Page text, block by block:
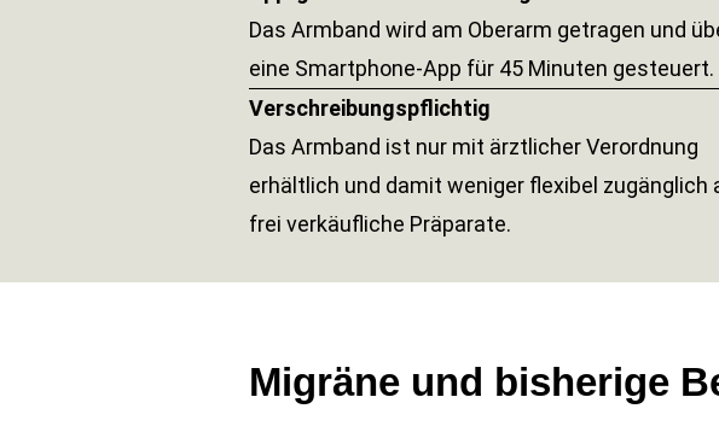
Das Armband wird am Oberarm getragen und
eine Smartphone-App für 45 Minuten gesteuert.
Verschreibungspflichtig
Das Armband ist nur mit ärztlicher Verordnung
erhältlich und damit weniger flexibel zugänglich
frei verkäufliche Präparate.
Migräne und bisherige